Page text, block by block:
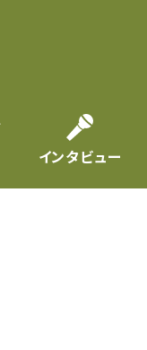
インタビュー